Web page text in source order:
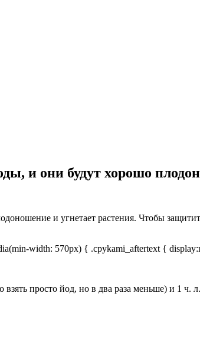
и они будут хорошо
и угнетает растения. Чтобы
width: 570px) { .cpykami_aftertext {
просто йод, но в два раза меньше) и 1 ч.